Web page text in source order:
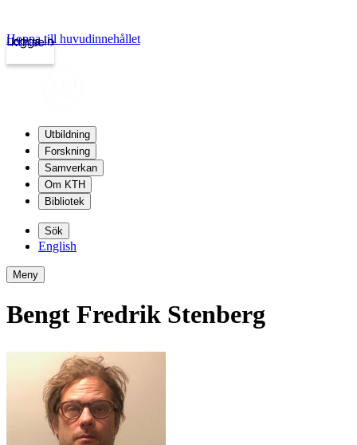
kth.se
Logga in
Hoppa till huvudinnehållet
Utbildning
Forskning
Samverkan
Om KTH
Bibliotek
Sök
English
Meny
Bengt Fredrik Stenberg